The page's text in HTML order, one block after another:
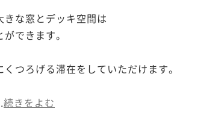
な窓とデッキ空間は
できます。
つろげる滞在をしていただけます。
続きをよむ